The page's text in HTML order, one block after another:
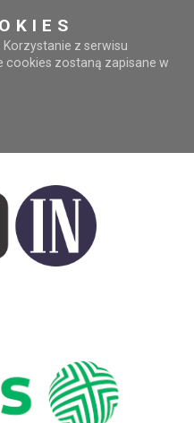
z serwisu
cookies zostaną zapisane w